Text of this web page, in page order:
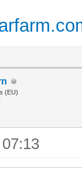
(EU)